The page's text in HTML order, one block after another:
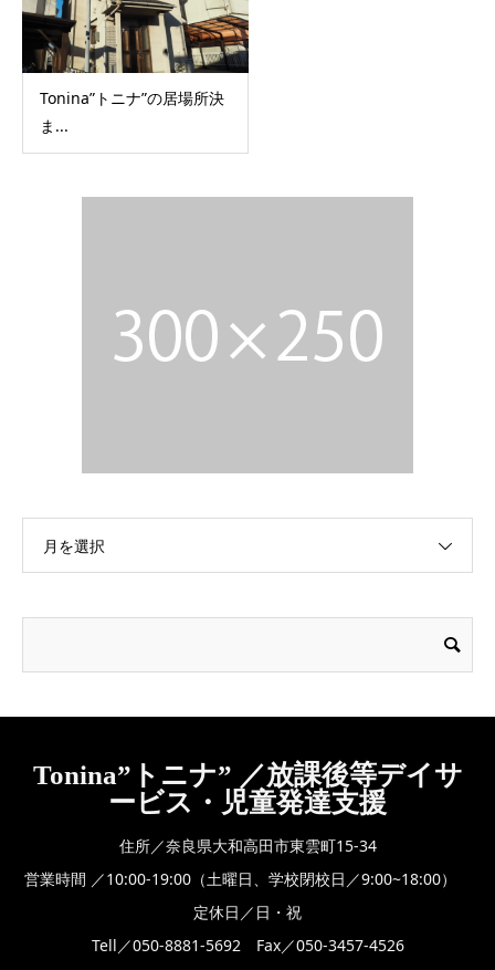
Tonina”トニナ”の居場所決
ま...
月を選択
Tonina”トニナ” ／放課後等デイサ
ービス・児童発達支援
住所／奈良県大和高田市東雲町15-34
営業時間 ／10:00-19:00（土曜日、学校閉校日／9:00~18:00）
定休日／日・祝
Tell／050-8881-5692 Fax／050-3457-4526